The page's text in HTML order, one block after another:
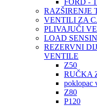
FORD -
RAZŠIRENJE
VENTILI ZA
PLIVAJUČI
LOAD
REZERVNI
VENTILE
Z50
RUČKA
poklopac
Z80
P120